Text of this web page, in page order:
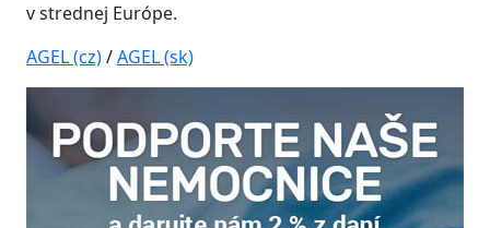
v strednej Európe.
AGEL (cz)/AGEL (sk)